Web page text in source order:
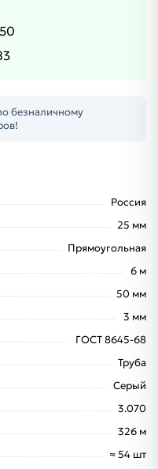
безналичному
Россия
25 мм
Прямоугольная
6 м
50 мм
3 мм
ГОСТ 8645-68
Труба
Серый
3.070
326 м
≈ 54 шт